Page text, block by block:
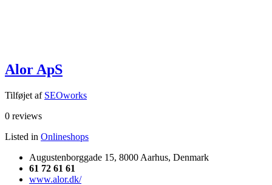
Alor ApS
Tilføjet af SEOworks
0 reviews
Listed in Onlineshops
Augustenborggade 15, 8000 Aarhus, Denmark
61 72 61 61
www.alor.dk/